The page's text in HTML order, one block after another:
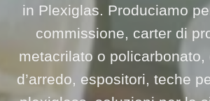
in Plexiglas. Produciamo
commissione, carter di
metacrilato o policarbonato,
d’arredo, espositori, teche